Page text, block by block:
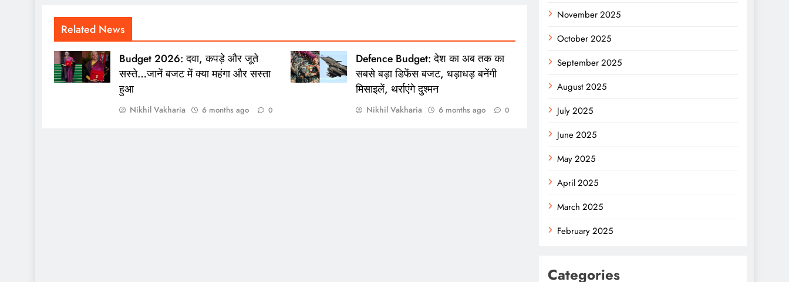
Related News
Budget 2026: दवा, कपड़े और जूते
सस्ते…जानें बजट में क्या महंगा और सस्ता
हुआ
Nikhil Vakharia 6 months ago 0
Defence Budget: देश का अब तक का
सबसे बड़ा डिफेंस बजट, धड़ाधड़ बनेंगी
मिसाइलें, थर्राएंगे दुश्मन
Nikhil Vakharia 6 months ago 0
November 2025
October 2025
September 2025
August 2025
July 2025
June 2025
May 2025
April 2025
March 2025
February 2025
Categories